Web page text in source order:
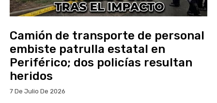
Camión de transporte de personal
embiste patrulla estatal en
Periférico; dos policías resultan
heridos
7 De Julio De 2026